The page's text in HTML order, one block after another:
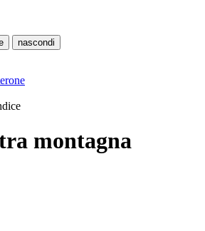
nascondi
montagna